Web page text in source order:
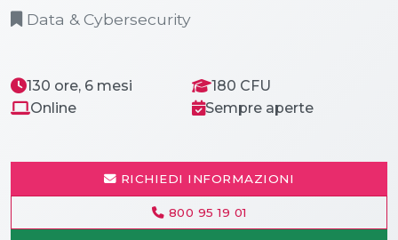
Data & Cybersecurity
130 ore, 6 mesi
180 CFU
Online
Sempre aperte
RICHIEDI INFORMAZIONI
800 95 19 01